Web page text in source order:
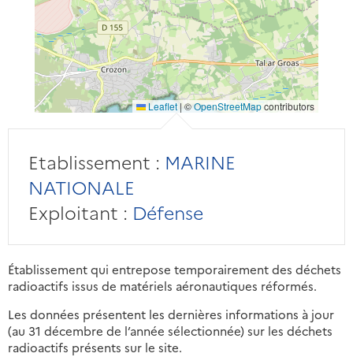
Leaflet | ©OpenStreetMapcontributors
Etablissement : MARINE
NATIONALE
Exploitant : Défense
Établissement qui entrepose temporairement des déchets
radioactifs issus de matériels aéronautiques réformés.
Les données présentent les dernières informations à jour
(au 31 décembre de l’année sélectionnée) sur les déchets
radioactifs présents sur le site.